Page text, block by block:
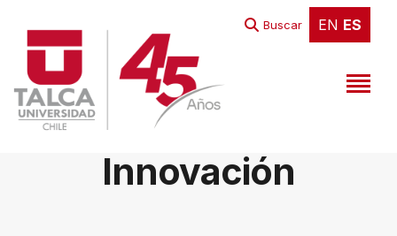
EN ES
Buscar EN ES
Academia e
Innovación